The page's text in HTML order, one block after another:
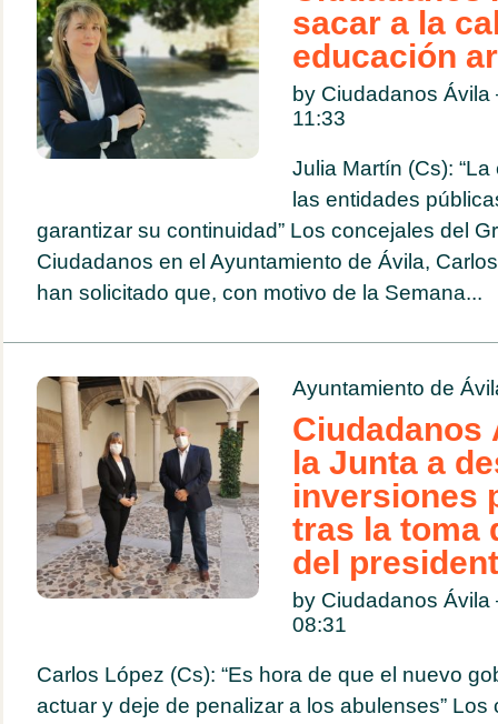
sacar a la
educación
by Ciudadanos
11:33
Julia Martín (Cs):
las entidades
garantizar su continuidad” Los concejales del
Ciudadanos en el Ayuntamiento de Ávila,
han solicitado que, con motivo de la Semana...
Ayuntamiento de
Ciudadanos
la Junta a
inversiones
tras la toma
del
by Ciudadanos
08:31
Carlos López (Cs): “Es hora de que el nuevo
actuar y deje de penalizar a los abulenses” Los